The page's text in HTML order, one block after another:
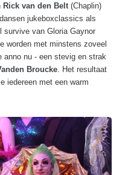
Rick van den Belt(Chaplin)
jukeboxclassics als
survive van Gloria Gaynor
worden met minstens zoveel
anno nu - een stevig en strak
Broucke. Het resultaat
iedereen met een warm